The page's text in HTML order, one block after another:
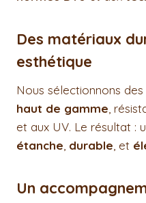
Des matériaux
esthétique
Nous sélectionnons des
haut de gamme,
et aux UV. Le résultat :
étanche, durable, et
Un